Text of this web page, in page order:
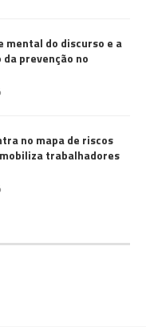
mental do discurso e a
prevenção no
no mapa de riscos
trabalhadores